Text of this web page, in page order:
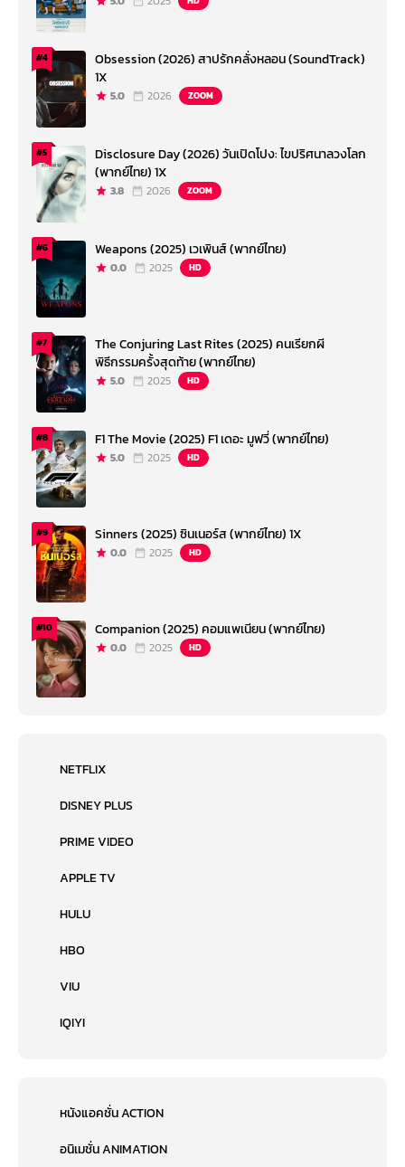
#4
Obsession (2026) สาปรักคลั่งหลอน (SoundTrack)
1X
5.0 2026 ZOOM
#5
Disclosure Day (2026) วันเปิดโปง: ไขปริศนาลวงโลก
(พากย์ไทย) 1X
3.8 2026 ZOOM
#6 Weapons (2025) เวเพินส์ (พากย์ไทย)
0.0 2025 HD
#7
The Conjuring Last Rites (2025) คนเรียกผี
พิธีกรรมครั้งสุดท้าย (พากย์ไทย)
5.0 2025 HD
#8 F1 The Movie (2025) F1 เดอะ มูฟวี่ (พากย์ไทย)
5.0 2025 HD
#9 Sinners (2025) ซินเนอร์ส (พากย์ไทย) 1X
0.0 2025 HD
#10 Companion (2025) คอมแพเนียน (พากย์ไทย)
0.0 2025 HD
NETFLIX
DISNEY PLUS
PRIME VIDEO
APPLE TV
HULU
HBO
VIU
IQIYI
หนังแอคชั่น ACTION
อนิเมชั่น ANIMATION